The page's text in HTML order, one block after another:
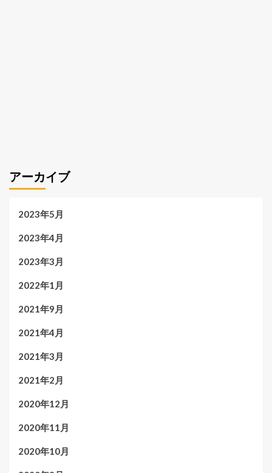
アーカイブ
2023年5月
2023年4月
2023年3月
2022年1月
2021年9月
2021年4月
2021年3月
2021年2月
2020年12月
2020年11月
2020年10月